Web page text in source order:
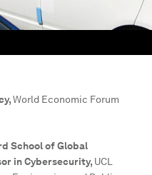
,World Economic Forum
School of Global
in Cybersecurity, UCL